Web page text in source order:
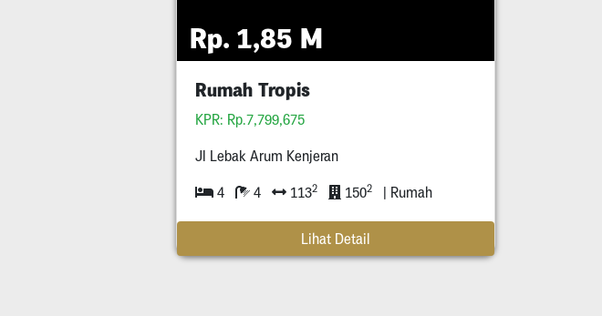
Rp. 1,85 M
Rumah Tropis
KPR: Rp.7,799,675
Jl Lebak Arum Kenjeran
4 4 1132 1502 | Rumah
Lihat Detail